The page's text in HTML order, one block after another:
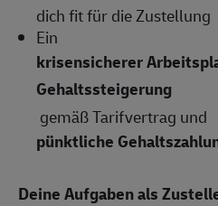
dich fit für die Zustellung
Ein
krisensicherer
Gehaltssteigerung
gemäß Tarifvertrag und
pünktliche
Deine Aufgaben als